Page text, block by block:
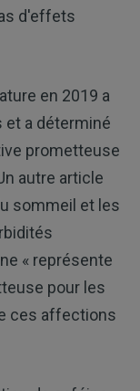
d'effets
en 2019 a
et a déterminé
prometteuse
autre article
sommeil et les
« représente
pour les
ces affections